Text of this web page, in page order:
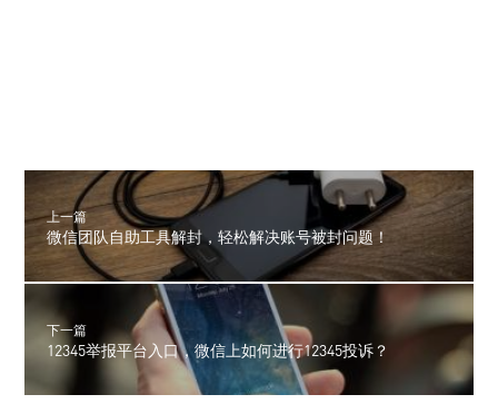
上一篇
微信团队自助工具解封，轻松解决账号被封问题！
下一篇
12345举报平台入口，微信上如何进行12345投诉？